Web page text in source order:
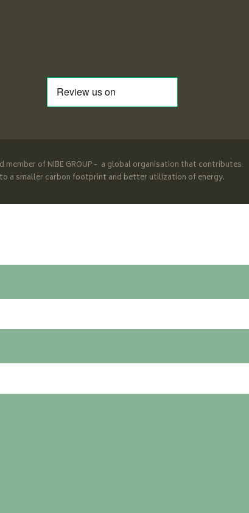
member of NIBE GROUP - a global organisation that contributes
to a smaller carbon footprint and better utilization of energy.